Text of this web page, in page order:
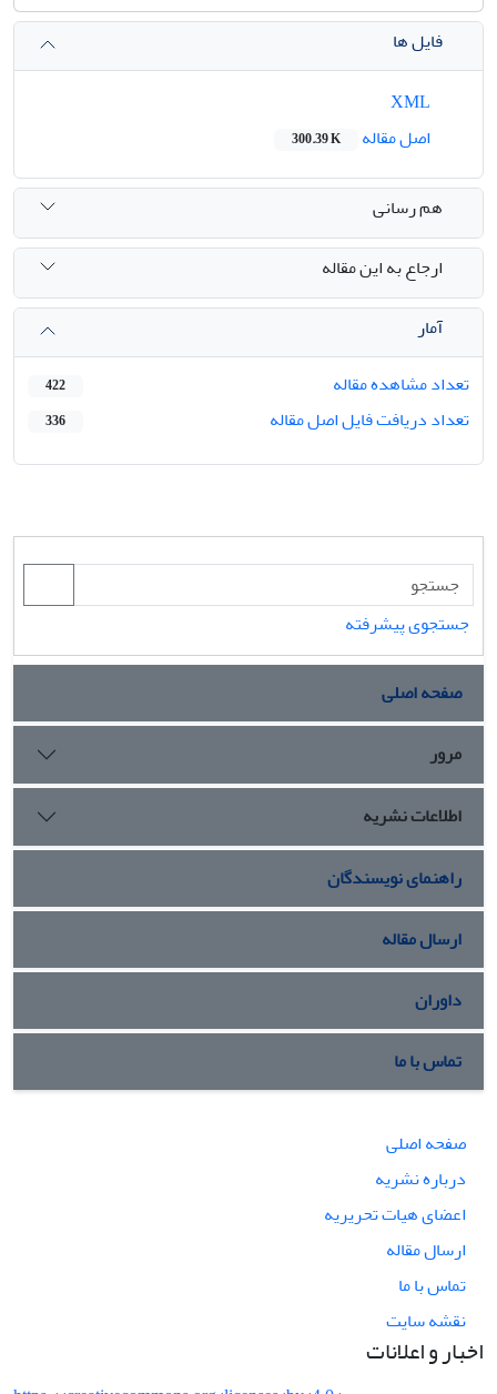
فایل ها
اصل مقاله
300.39 K
هم رسانی
ارجاع به این مقاله
آمار
تعداد مشاهده مقاله
422
تعداد دریافت فایل اصل مقاله 336
جستجوی پیشرفته
صفحه اصلی
مرور
اطلاعات نشریه
راهنمای نویسندگان
ارسال مقاله
داوران
تماس با ما
صفحه اصلی
درباره نشریه
اعضای هیات تحریریه
ارسال مقاله
تماس با ما
نقشه سایت
اخبار و اعلانات